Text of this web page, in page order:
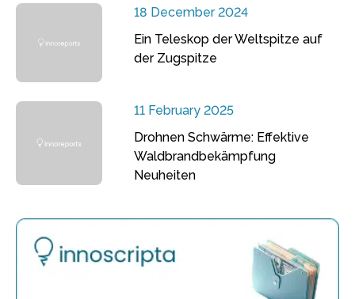
18 December 2024
Ein Teleskop der Weltspitze auf
der Zugspitze
11 February 2025
Drohnen Schwärme: Effektive
Waldbrandbekämpfung
Neuheiten